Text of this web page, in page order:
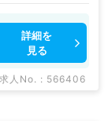
詳細を
見る
求人No. : 566406